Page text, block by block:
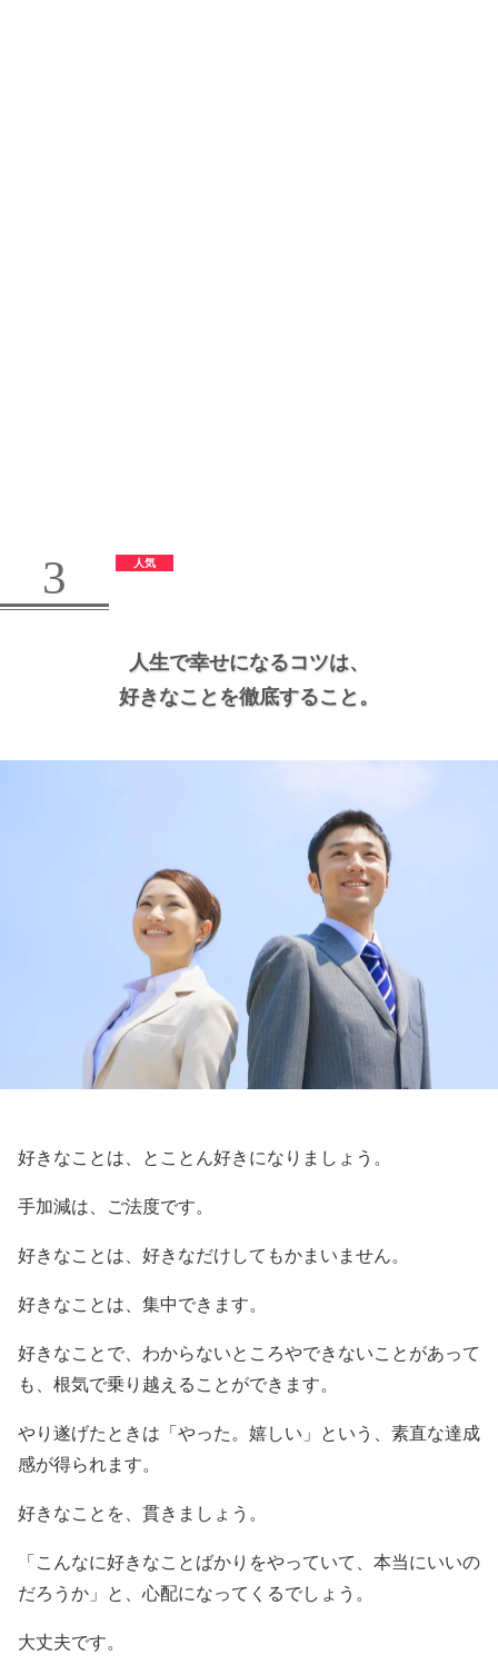
3
人生で幸せになるコツは、
好きなことを徹底すること。
好きなことは、とことん好きになりましょう。
手加減は、ご法度です。
好きなことは、好きなだけしてもかまいません。
好きなことは、集中できます。
好きなことで、わからないところやできないことがあって
も、根気で乗り越えることができます。
やり遂げたときは「やった。嬉しい」という、素直な達成
感が得られます。
好きなことを、貫きましょう。
「こんなに好きなことばかりをやっていて、本当にいいの
だろうか」と、心配になってくるでしょう。
大丈夫です。